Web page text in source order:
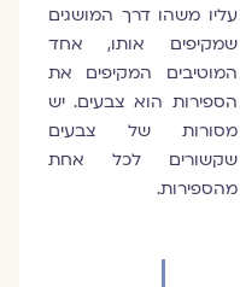
עליו משהו דרך המושגים
שמקיפים אותו, אחד
המוטיבים המקיפים את
הספירות הוא צבעים. יש
מסורות של צבעים
שקשורים לכל אחת
מהספירות.